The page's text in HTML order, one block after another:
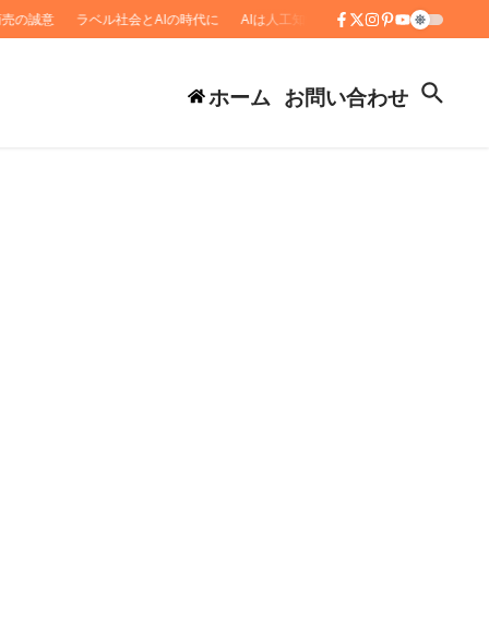
誠意 ラベル社会とAIの時代に AIは人工知性に非ず 「多様性」を力に変
ホーム お問い合わせ